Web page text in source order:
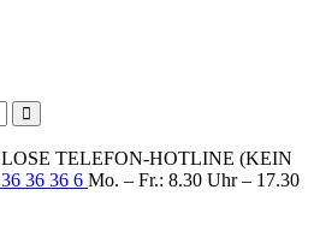
TELEFON-HOTLINE (KEIN
36 36 6 Mo. – Fr.: 8.30 Uhr – 17.30